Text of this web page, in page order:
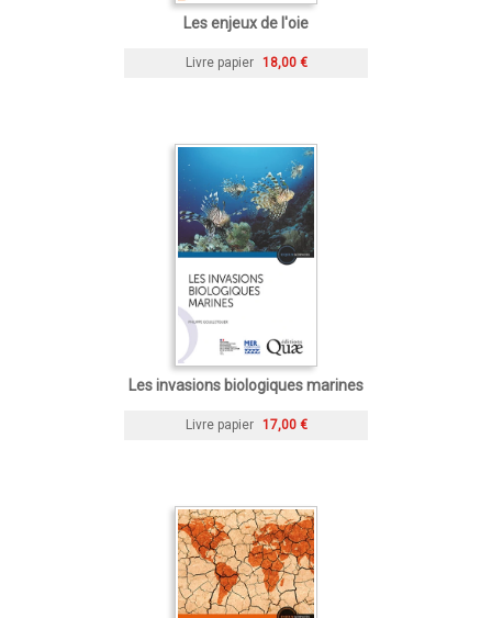
Les enjeux de l'oie
Livre papier 18,00 €
Les invasions biologiques marines
Livre papier 17,00 €